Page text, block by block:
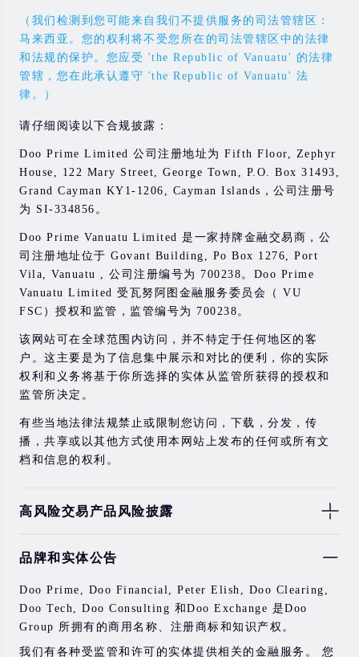
（我们检测到您可能来自我们不提供服务的司法管辖区：
马来西亚。您的权利将不受您所在的司法管辖区中的法律
和法规的保护。您应受 'the Republic of Vanuatu' 的法律
管辖，您在此承认遵守 'the Republic of Vanuatu' 法
律。）
请仔细阅读以下合规披露：
Doo Prime Limited 公司注册地址为 Fifth Floor, Zephyr
House, 122 Mary Street, George Town, P.O. Box 31493,
Grand Cayman KY1-1206, Cayman Islands，公司注册号
为 SI-334856。
Doo Prime Vanuatu Limited 是一家持牌金融交易商，公
司注册地址位于 Govant Building, Po Box 1276, Port
Vila, Vanuatu , 公司注册编号为 700238。Doo Prime
Vanuatu Limited 受瓦努阿图金融服务委员会（ VU
FSC）授权和监管，监管编号为 700238。
该网站可在全球范围内访问，并不特定于任何地区的客
户。这主要是为了信息集中展示和对比的便利，你的实际
权利和义务将基于你所选择的实体从监管所获得的授权和
监管所决定。
有些当地法律法规禁止或限制您访问，下载，分发，传
播，共享或以其他方式使用本网站上发布的任何或所有文
档和信息的权利。
高风险交易产品风险披露
券，期货，差价合约和其他金融产品交易涉及高风险，可
过去的投资表现并不代表其未来的表现。
在与我们进行任何交易之前，请确保您完全了解使用相应
金融工具进行交易的风险。 如果您不了解此处说明的风
品牌和实体公告
Doo Prime, Doo Financial, Peter Elish, Doo Clearing,
Doo Tech, Doo Consulting 和Doo Exchange 是Doo
Group 所拥有的商用名称、注册商标和知识产权。
我们有各种受监管和许可的实体提供相关的金融服务。 您